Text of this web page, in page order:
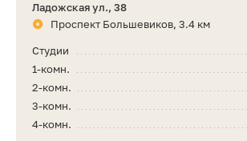
Ладожская ул., 38
Проспект Большевиков, 3.4 км
Студии
1-комн.
2-комн.
3-комн.
4-комн.